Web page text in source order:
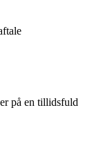
på en tillidsfuld